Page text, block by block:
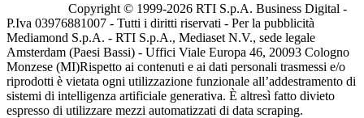
Copyright © 1999-2026 RTI S.p.A. Business Digital -
P.Iva 03976881007 - Tutti i diritti riservati - Per la pubblicità
Mediamond S.p.A. - RTI S.p.A., Mediaset N.V., sede legale
Amsterdam (Paesi Bassi) - Uffici Viale Europa 46, 20093 Cologno
Monzese (MI)Rispetto ai contenuti e ai dati personali trasmessi e/o
riprodotti è vietata ogni utilizzazione funzionale all’addestramento di
sistemi di intelligenza artificiale generativa. È altresì fatto divieto
espresso di utilizzare mezzi automatizzati di data scraping.